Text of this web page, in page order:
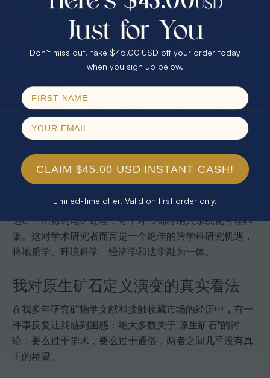
逐步完善
理体系
无人机遥感与人工智能
辅助解译
全流程自动化靶区圈定
采矿规范 环境影响评估趋严
绿色开采与全生命周期管
理常态化
收藏市场 矿物标本市场持续扩大
高纯石英矿及稀土矿等战略矿产的发展前景尤为值得关
注。高纯石英矿资源储量评估此前因缺乏统一标准而受
技术依据，这一改变的产业影响将在未来十年内逐步显
现。
矿石全生命周期管理理念的推进，意味着从找矿、开采、
选矿、冶炼到尾矿处理，每个环节都将纳入系统化管理框
架。这对学术研究者而言是一个绝佳的跨学科研究机遇，
将地质学、环境科学、经济学和法学融为一体。
我对原生矿石定义演变的真实看法
在我多年研究矿物学文献和接触收藏市场的经历中，有一
件事反复让我感到困惑：绝大多数关于"原生矿石"的讨
论，要么过于学术，要么过于通俗，两者之间几乎没有真
正的桥梁。
30% Off
40% Off
$75.00 CASH
25% Off
Email
Don’t miss out, take $45.00 USD off your order today
when you sign up below.
CLAIM $45.00 USD INSTANT CASH!
Limited-time offer. Valid on first order only.